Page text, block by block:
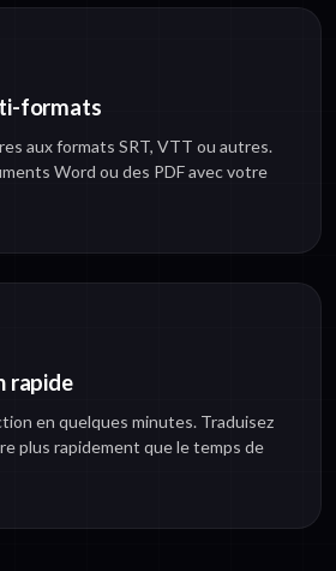
formats
aux formats SRT, VTT ou autres.
Word ou des PDF avec votre
rapide
en quelques minutes. Traduisez
plus rapidement que le temps de